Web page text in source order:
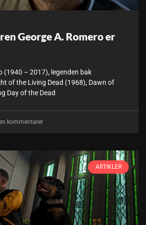
George A. Romero er
(1940 – 2017), legenden bak
of the Living Dead (1968), Dawn of
Day of the Dead
kommentarer
ARTIKLER